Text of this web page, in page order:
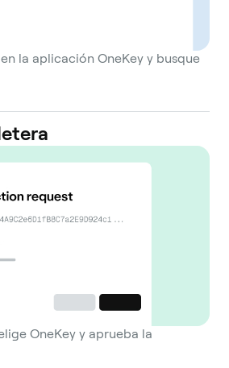
la aplicación OneKey y busque
OneKey y aprueba la